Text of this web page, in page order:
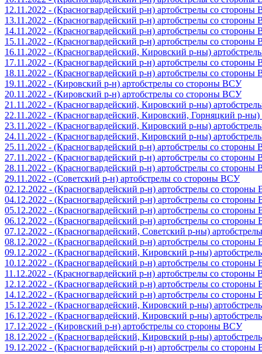
12.11.2022 - (Красногвардейский р-н) артобстрелы со стороны
13.11.2022 - (Красногвардейский р-н) артобстрелы со стороны
14.11.2022 - (Красногвардейский р-н) артобстрелы со стороны
15.11.2022 - (Красногвардейский р-н) артобстрелы со стороны
16.11.2022 - (Красногвардейский, Кировский р-ны)
17.11.2022 - (Красногвардейский р-н) артобстрелы со стороны
18.11.2022 - (Красногвардейский р-н) артобстрелы со стороны
19.11.2022 - (Кировский р-н) артобстрелы со стороны ВСУ
20.11.2022 - (Кировский р-н) артобстрелы со стороны ВСУ
21.11.2022 - (Красногвардейский, Кировский р-ны)
22.11.2022 - (Красногвардейский, Кировский, Горняцкий р-
23.11.2022 - (Красногвардейский, Кировский р-ны)
24.11.2022 - (Красногвардейский, Кировский р-ны)
25.11.2022 - (Красногвардейский р-н) артобстрелы со стороны
27.11.2022 - (Красногвардейский р-н) артобстрелы со стороны
28.11.2022 - (Красногвардейский р-н) артобстрелы со стороны
29.11.2022 - (Советский р-н) артобстрелы со стороны ВСУ
02.12.2022 - (Красногвардейский р-н) артобстрелы со
04.12.2022 - (Красногвардейский р-н) артобстрелы со
05.12.2022 - (Красногвардейский р-н) артобстрелы со
06.12.2022 - (Красногвардейский р-н) артобстрелы со
07.12.2022 - (Красногвардейский, Советский р-ны)
08.12.2022 - (Красногвардейский р-н) артобстрелы со
09.12.2022 - (Красногвардейский, Кировский р-ны)
10.12.2022 - (Красногвардейский р-н) артобстрелы со
11.12.2022 - (Красногвардейский р-н) артобстрелы со стороны
12.12.2022 - (Красногвардейский р-н) артобстрелы со
14.12.2022 - (Красногвардейский р-н) артобстрелы со
15.12.2022 - (Красногвардейский, Кировский р-ны)
16.12.2022 - (Красногвардейский, Кировский р-ны)
17.12.2022 - (Кировский р-н) артобстрелы со стороны ВСУ
18.12.2022 - (Красногвардейский, Кировский р-ны)
19.12.2022 - (Красногвардейский р-н) артобстрелы со